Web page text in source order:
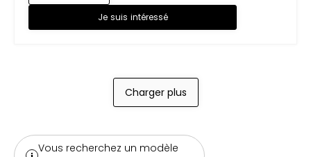
Je suis intéressé
Charger plus
Vous recherchez un modèle